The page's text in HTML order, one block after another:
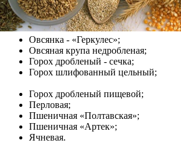
Овсянка - «Геркулес»;
Овсяная крупа недробленая;
Горох дробленый - сечка;
Горох
Горох дробленый пищевой;
Перловая;
Пшеничная «Полтавская»;
Пшеничная «Артек»;
Ячневая.